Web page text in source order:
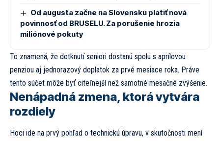
Od augusta začne na Slovensku platiť nová
povinnosť od BRUSELU. Za porušenie hrozia
miliónové pokuty
To znamená, že dotknutí seniori dostanú spolu s aprílovou
penziou aj jednorazový doplatok za prvé mesiace roka. Práve
tento súčet môže byť citeľnejší než samotné mesačné zvýšenie.
Nenápadná zmena, ktorá vytvára
rozdiely
Hoci ide na prvý pohľad o technickú úpravu, v skutočnosti mení